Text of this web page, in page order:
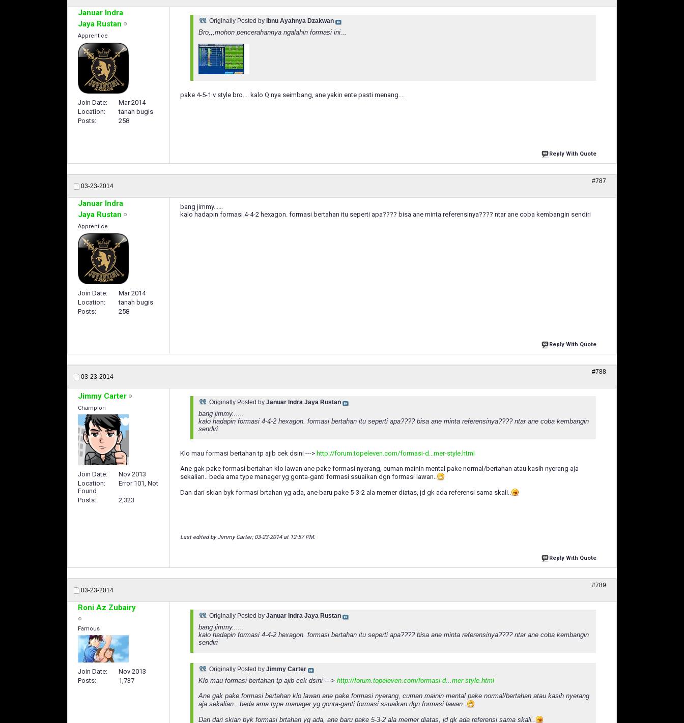
Januar Indra
Jaya Rustan
Apprentice
Join Date
Mar 2014
Location
tanah bugis
Posts
258
Originally Posted by Ibnu Ayahnya Dzakwan
Bro,,,mohon pencerahannya ngalahin formasi ini...
pake 4-5-1 v style bro.... kalo Q.nya seimbang, ane yakin ente pasti menang....
Reply With Quote
03-23-2014
#787
Januar Indra
Jaya Rustan
Apprentice
Join Date
Mar 2014
Location
tanah bugis
Posts
258
bang jimmy......
kalo hadapin formasi 4-4-2 hexagon. formasi bertahan itu seperti apa???? bisa ane minta referensinya???? ntar ane coba kembangin sendiri
Reply With Quote
03-23-2014
#788
Jimmy Carter
Champion
Join Date
Nov 2013
Location
Error 101, Not
Found
Posts
2,323
Originally Posted by Januar Indra Jaya Rustan
bang jimmy......
kalo hadapin formasi 4-4-2 hexagon. formasi bertahan itu seperti apa???? bisa ane minta referensinya???? ntar ane coba kembangin
sendiri
Klo mau formasi bertahan tp ajib cek dsini ---> http://forum.topeleven.com/formasi-d...mer-style.html
Ane gak pake formasi bertahan klo lawan ane pake formasi nyerang, cuman mainin mental pake normal/bertahan atau kasih nyerang aja
sekalian.. beda ama type manager yg gonta-ganti formasi ssuaikan dgn formasi lawan..
Dan dari skian byk formasi brtahan yg ada, ane baru pake 5-3-2 ala memer diatas, jd gk ada referensi sama skali..
Last edited by Jimmy Carter; 03-23-2014 at 12:57 PM.
Reply With Quote
03-23-2014
#789
Roni Az Zubairy
Famous
Join Date
Nov 2013
Posts
1,737
Originally Posted by Januar Indra Jaya Rustan
bang jimmy......
kalo hadapin formasi 4-4-2 hexagon. formasi bertahan itu seperti apa???? bisa ane minta referensinya???? ntar ane coba kembangin
sendiri
Originally Posted by Jimmy Carter
Klo mau formasi bertahan tp ajib cek dsini ---> http://forum.topeleven.com/formasi-d...mer-style.html
Ane gak pake formasi bertahan klo lawan ane pake formasi nyerang, cuman mainin mental pake normal/bertahan atau kasih nyerang
aja sekalian.. beda ama type manager yg gonta-ganti formasi ssuaikan dgn formasi lawan..
Dan dari skian byk formasi brtahan yg ada, ane baru pake 5-3-2 ala memer diatas, jd gk ada referensi sama skali..